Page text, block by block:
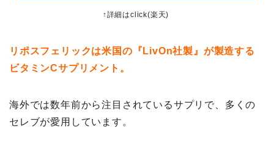
↑詳細はclick(楽天)
リポスフェリックは米国の『LivOn社製』が製造する
ビタミンCサプリメント。
海外では数年前から注目されているサプリで、多くの
セレブが愛用しています。